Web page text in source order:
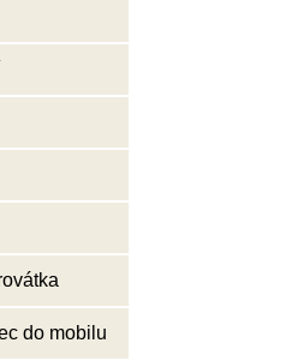
do mobilu